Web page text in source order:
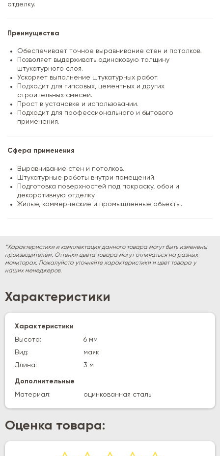
отделку.
Преимущества
Обеспечивает точное выравнивание стен и потолков.
Позволяет выдерживать одинаковую толщину
штукатурного слоя.
Ускоряет выполнение штукатурных работ.
Подходит для гипсовых, цементных и других
строительных смесей.
Прост в установке и использовании.
Подходит для профессионального и бытового
применения.
Сфера применения
Выравнивание стен и потолков.
Штукатурные работы внутри помещений.
Подготовка поверхностей под покраску, обои и
декоративную отделку.
Жилые, коммерческие и промышленные объекты.
*Характеристики и комплектация данного товара могут быть изменены
производителем. Оттенки цвета товара могут отличаться на разных
мониторах. Пожалуйста уточняйте характеристики и цвет товара у
наших менеджеров.
Характеристики
Характеристики
Высота:
6 мм
Вид:
маяк
Длина:
3 м
Дополнительные
Материал:
оцинкованная сталь
Оценка товара: